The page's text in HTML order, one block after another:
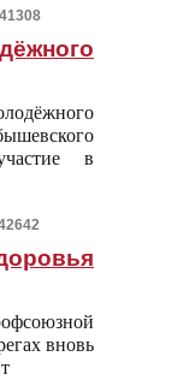
в
вновь